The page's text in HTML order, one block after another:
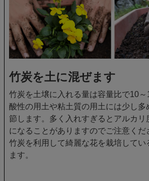
竹炭を土に混ぜます
竹炭を土壌に入れる量は容量比で10～
酸性の用土や粘土質の用土には少し多
節します。多く入れすぎるとアルカリ
になることがありますのでご注意くだ
竹炭を利用して綺麗な花を栽培してい
ます。